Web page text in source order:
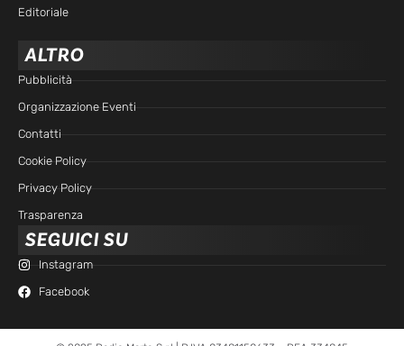
Editoriale
ALTRO
Pubblicità
Organizzazione Eventi
Contatti
Cookie Policy
Privacy Policy
Trasparenza
SEGUICI SU
Instagram
Facebook